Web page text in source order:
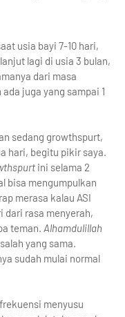
usia bayi 7-10 hari,
lagi di usia 3 bulan,
dari masa
juga yang sampai 1
sedang growthspurt,
hari, begitu pikir saya.
ini selama 2
bisa mengumpulkan
merasa kalau ASI
dari rasa menyerah,
teman. Alhamdulillah
yang sama.
sudah mulai normal
menyusu